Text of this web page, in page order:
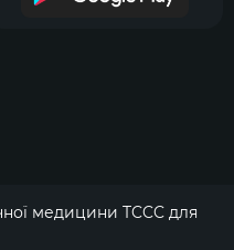
медицини TCCC для